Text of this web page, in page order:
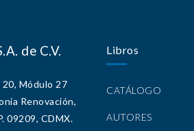
de C.V.
20, Módulo 27
Renovación,
09209, CDMX.
Libros
CATÁLOGO
AUTORES